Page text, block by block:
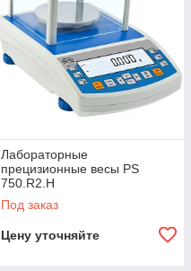
Лабораторные
прецизионные весы PS
750.R2.H
Под заказ
Цену уточняйте